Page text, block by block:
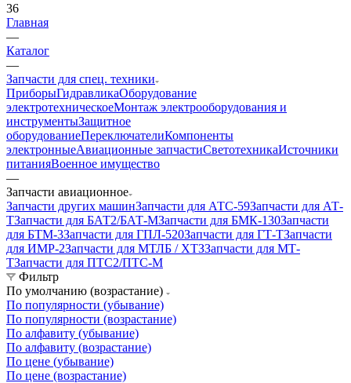
36
Главная
—
Каталог
—
Запчасти для спец. техники
ПриборыГидравликаОборудование
электротехническоеМонтаж электрооборудования и
инструментыЗащитное
оборудованиеПереключателиКомпоненты
электронныеАвиационные запчастиСветотехникаИсточники
питанияВоенное имущество
—
Запчасти авиационное
Запчасти других машинЗапчасти для АТС-59Запчасти для АТ-
ТЗапчасти для БАТ2/БАТ-МЗапчасти для БМК-130Запчасти
для БТМ-3Запчасти для ГПЛ-520Запчасти для ГТ-ТЗапчасти
для ИМР-2Запчасти для МТЛБ / ХТЗЗапчасти для МТ-
ТЗапчасти для ПТС2/ПТС-М
Фильтр
По умолчанию (возрастание)
По популярности (убывание)
По популярности (возрастание)
По алфавиту (убывание)
По алфавиту (возрастание)
По цене (убывание)
По цене (возрастание)